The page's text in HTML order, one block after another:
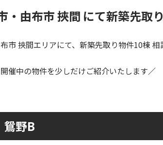
・由布市 挾間 にて新築先取
市 挾間エリアにて、新築先取り物件10棟 相
催中の物件を少しだけご紹介いたします／
野B